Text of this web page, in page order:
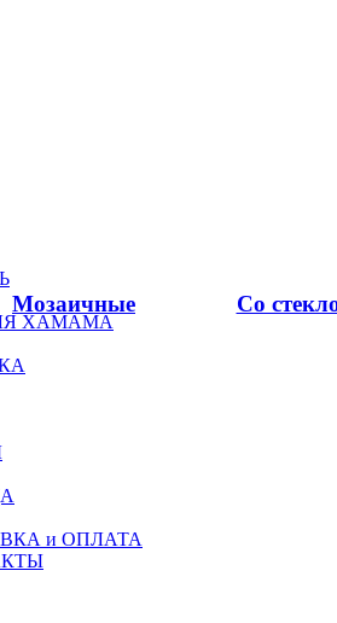
Мозаичные Со
ХАМАМА
и ОПЛАТА